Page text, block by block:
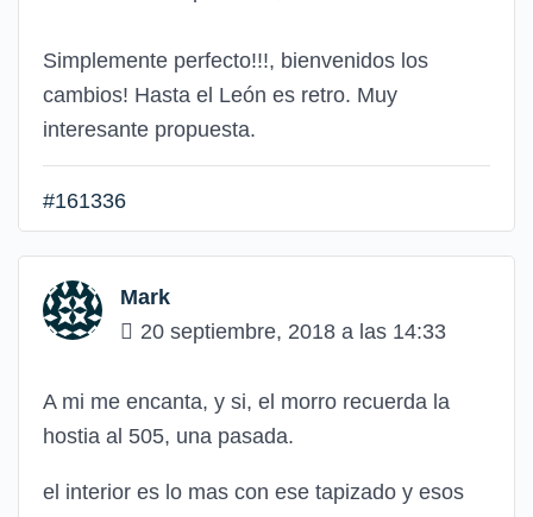
Simplemente perfecto!!!, bienvenidos los
cambios! Hasta el León es retro. Muy
interesante propuesta.
#161336
Mark
20 septiembre, 2018 a las 14:33
A mi me encanta, y si, el morro recuerda la
hostia al 505, una pasada.
el interior es lo mas con ese tapizado y esos